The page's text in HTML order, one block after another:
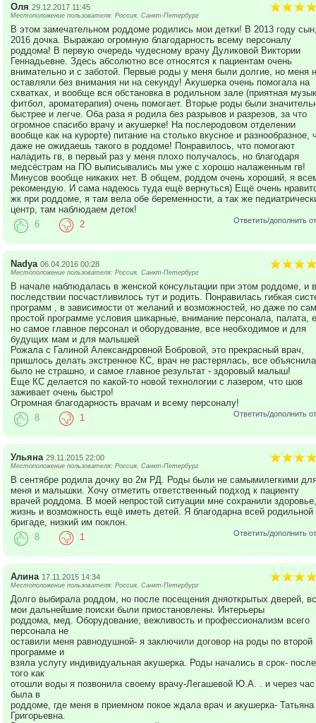
Оля 29.12.2017 11:45
Местоположение пользователя: Россия, Санкт-Петербург
В этом замечательном роддоме родились мои детки! В 2013 году
2016 дочка. Выражаю огромную благодарность всему персоналу
роддома! В первую очередь чудесному врачу Дуликовой Виктории
Геннадьевне. Здесь абсолютно все относятся к пациентам очень
внимательно и с заботой. Первые роды у меня были долгие, но меня
оставляли без внимания ни на секунду! Акушерка очень помогала на
схватках, и вообще вся обстановка в родильном зале (приятная
фитбол, ароматерапия) очень помогает. Вторые роды были
быстрее и легче. Оба раза я родила без разрывов и разрезов, за что
огромное спасибо врачу и акушерке! На послеродовом отделении
вообще как на курорте) питание на столько вкусное и разнообразное,
даже не ожидаешь такого в роддоме! Понравилось, что помогают
наладить гв, в первый раз у меня плохо получалось, но благодаря
медсёстрам на ПО выписывались мы уже с хорошо налаженным гв!
Минусов вообще никаких нет. В общем, роддом очень хороший, я
рекомендую. И сама надеюсь туда ещё вернуться) Ещё очень
жк при роддоме, я там вела обе беременности, а так же
центр, там наблюдаем деток!
Ответить/дополнить
6 2
Nadya 06.04.2016 00:28
Местоположение пользователя: Россия, Санкт-Петербург
В начале наблюдалась в женской консультации при этом роддоме, и в
последствии посчастливилось тут и родить. Понравилась гибкая
программ , в зависимости от желаний и возможностей, но даже по
простой программе условия шикарные, внимание персонала, палата,
но самое главное персонал и оборудование, все необходимое и для
будущих мам и для малышей
Рожала с Галиной Александровной Бобровой, это прекрасный врач,
пришлось делать экстренное КС, врач не растерялась, все
было не страшно, и самое главное результат - здоровый малыш!
Еще КС делается по какой-то новой технологии с лазером, что шов
заживает очень быстро!
Огромная благодарность врачам и всему персоналу!
Ответить/дополнить
8 1
Ульяна 29.11.2015 22:00
Местоположение пользователя: Россия, Санкт-Петербург
В сентябре родила дочку во 2м РД. Роды были не самымилегкими
меня и малышки. Хочу отметить ответственный подход к пациенту
врачей роддома. В моей непростой ситуации мне сохранили здоровье,
жизнь и возможность ещё иметь детей. Я благодарна всей родильной
бригаде, низкий им поклон.
Ответить/дополнить
8 1
Алина 17.11.2015 14:34
Местоположение пользователя: Россия, Санкт-Петербург
Долго выбирала роддом, но после посещения дняоткрытых дверей,
мои дальнейшие поиски были приостановлены. Интерьеры
роддома, мед. Оборудование, вежливость и профессионализм всего
персонала не
оставили меня равнодушной- я заключили договор на роды по второй
программе и
взяла услугу индивидуальная акушерка. Роды начались в срок- после
того как
отошли воды я позвонила своему врачу-Легашевой Ю.А. . и через час
была в
роддоме, где меня в приемном покое ждала врач и акушерка- Татьяна
Григорьевна.